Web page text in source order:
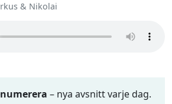
& Nikolai
– nya avsnitt varje dag.